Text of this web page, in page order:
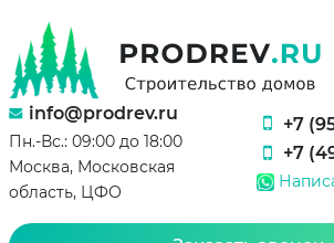
info@prodrev.ru
Пн.-Вс.: 09:00 до 18:00
Москва, Московская
область, ЦФО
+7
+7